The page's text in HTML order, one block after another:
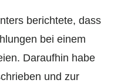
berichtete, dass
bei einem
Daraufhin habe
und zur